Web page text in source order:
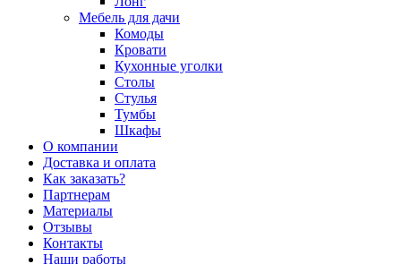
Мебель для дачи
Комоды
Кровати
Кухонные уголки
Столы
Стулья
Тумбы
Шкафы
О компании
Доставка и оплата
Как заказать?
Партнерам
Материалы
Отзывы
Контакты
Наши работы